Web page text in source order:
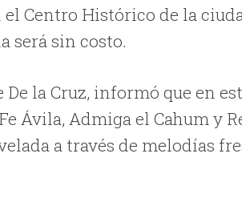
Centro Histórico de la
será sin costo.
la Cruz, informó que en
Ávila, Admiga el Cahum y
a través de melodías